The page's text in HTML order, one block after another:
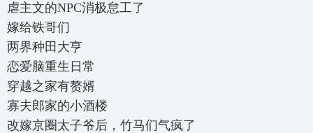
虐主文的NPC消极怠工了
嫁给铁哥们
两界种田大亨
恋爱脑重生日常
穿越之家有赘婿
寡夫郎家的小酒楼
改嫁京圈太子爷后，竹马们气疯了